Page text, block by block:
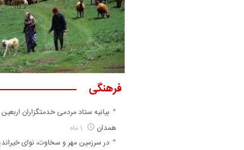
فرهنگی
بیانیه ستاد مردمی خدمتگزاران
همدان
در سرزمین مهر و سخاوت، نوای